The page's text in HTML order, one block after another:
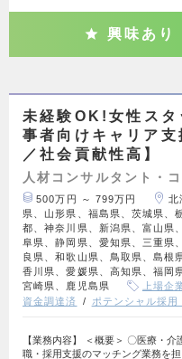
興味あり
未経験OK!女性スタ
事者向けキャリア
／社会貢献性高】
人材コンサルタント・
500万円 ～ 799万円
北
県、山形県、福島県、茨城県、
都、神奈川県、新潟県、富山県
阜県、静岡県、愛知県、三重県
良県、和歌山県、鳥取県、島根
香川県、愛媛県、高知県、福岡
宮崎県、鹿児島県
上場企
資金調達済
ポテンシャル採用
【業務内容】 ＜概要＞ 〇医療・
職・採用支援のマッチング業務を